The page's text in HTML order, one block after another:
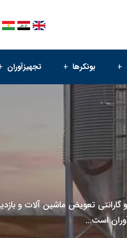
بونکرها تجهیزآوران
گارانتی تعویض ماشین‌ آلات و
است...